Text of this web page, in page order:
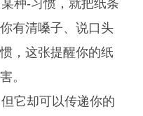
种-习惯，就把纸条
有清嗓子、说口头
，这张提醒你的纸
。
它却可以传递你的